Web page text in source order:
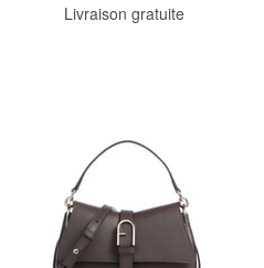
Livraison gratuite